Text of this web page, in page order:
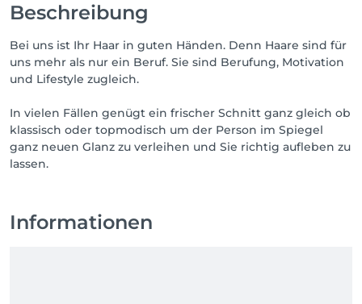
Beschreibung
Bei uns ist Ihr Haar in guten Händen. Denn Haare sind für
uns mehr als nur ein Beruf. Sie sind Berufung, Motivation
und Lifestyle zugleich.
In vielen Fällen genügt ein frischer Schnitt ganz gleich ob
klassisch oder topmodisch um der Person im Spiegel
ganz neuen Glanz zu verleihen und Sie richtig aufleben zu
lassen.
Informationen